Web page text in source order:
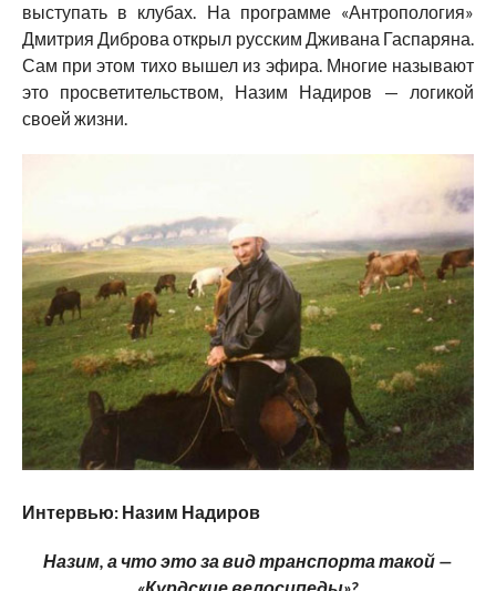
выступать в клубах. На программе «Антропология»
Дмитрия Диброва открыл русским Дживана Гаспаряна.
Сам при этом тихо вышел из эфира. Многие называют
это просветительством, Назим Надиров — логикой
своей жизни.
Интервью: Назим Надиров
Назим, а что это за вид транспорта такой —
«Курдские велосипеды»?